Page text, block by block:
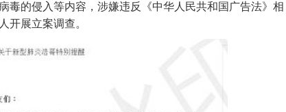
毒的侵入等内容，涉嫌违反《中华人民共和国广告法》相
开展立案调查。